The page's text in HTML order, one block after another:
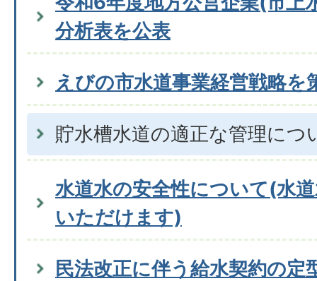
分析表を公表
えびの市水道事業経営戦略を
貯水槽水道の適正な管理につ
水道水の安全性について(水
いただけます)
民法改正に伴う給水契約の定